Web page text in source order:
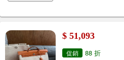
$ 51,093
促銷 88 折